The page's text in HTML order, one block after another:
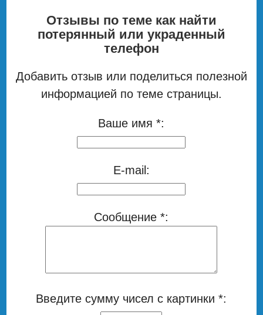
Отзывы по теме как найти
потерянный или украденный
телефон
Добавить отзыв или поделиться полезной
информацией по теме страницы.
Ваше имя *:
E-mail:
Сообщение *:
Введите сумму чисел с картинки *: